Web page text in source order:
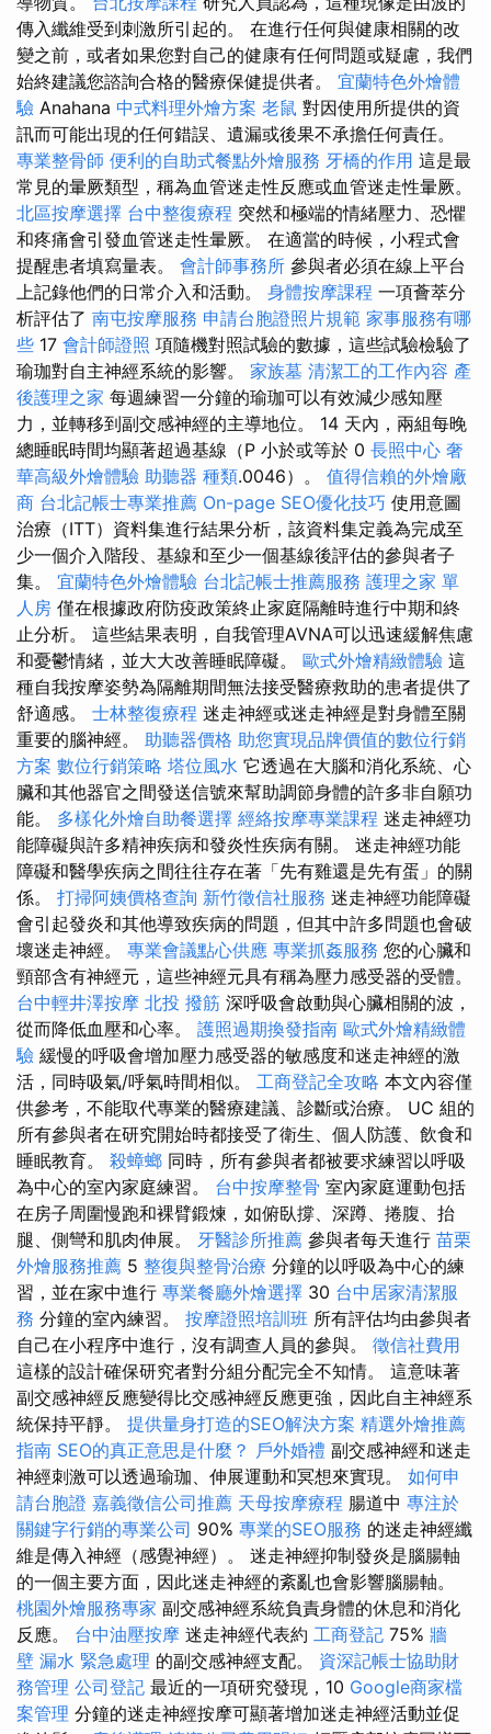
傳入纖維受到刺激所引起的。 在進行任何與健康相關的改
變之前，或者如果您對自己的健康有任何問題或疑慮，我們
始終建議您諮詢合格的醫療保健提供者。 宜蘭特色外燴體
驗 Anahana 中式料理外燴方案 老鼠 對因使用所提供的資
訊而可能出現的任何錯誤、遺漏或後果不承擔任何責任。
專業整骨師 便利的自助式餐點外燴服務 牙橋的作用 這是最
常見的暈厥類型，稱為血管迷走性反應或血管迷走性暈厥。
北區按摩選擇 台中整復療程 突然和極端的情緒壓力、恐懼
和疼痛會引發血管迷走性暈厥。 在適當的時候，小程式會
提醒患者填寫量表。 會計師事務所 參與者必須在線上平台
上記錄他們的日常介入和活動。 身體按摩課程 一項薈萃分
析評估了 南屯按摩服務 申請台胞證照片規範 家事服務有哪
些 17 會計師證照 項隨機對照試驗的數據，這些試驗檢驗了
瑜珈對自主神經系統的影響。 家族墓 清潔工的工作內容 產
後護理之家 每週練習一分鐘的瑜珈可以有效減少感知壓
力，並轉移到副交感神經的主導地位。 14 天內，兩組每晚
總睡眠時間均顯著超過基線（P 小於或等於 0 長照中心 奢
華高級外燴體驗 助聽器 種類.0046）。 值得信賴的外燴廠
商 台北記帳士專業推薦 On-page SEO優化技巧 使用意圖
治療（ITT）資料集進行結果分析，該資料集定義為完成至
少一個介入階段、基線和至少一個基線後評估的參與者子
集。 宜蘭特色外燴體驗 台北記帳士推薦服務 護理之家 單
人房 僅在根據政府防疫政策終止家庭隔離時進行中期和終
止分析。 這些結果表明，自我管理AVNA可以迅速緩解焦慮
和憂鬱情緒，並大大改善睡眠障礙。 歐式外燴精緻體驗 這
種自我按摩姿勢為隔離期間無法接受醫療救助的患者提供了
舒適感。 士林整復療程 迷走神經或迷走神經是對身體至關
重要的腦神經。 助聽器價格 助您實現品牌價值的數位行銷
方案 數位行銷策略 塔位風水 它透過在大腦和消化系統、心
臟和其他器官之間發送信號來幫助調節身體的許多非自願功
能。 多樣化外燴自助餐選擇 經絡按摩專業課程 迷走神經功
能障礙與許多精神疾病和發炎性疾病有關。 迷走神經功能
障礙和醫學疾病之間往往存在著「先有雞還是先有蛋」的關
係。 打掃阿姨價格查詢 新竹徵信社服務 迷走神經功能障礙
會引起發炎和其他導致疾病的問題，但其中許多問題也會破
壞迷走神經。 專業會議點心供應 專業抓姦服務 您的心臟和
頸部含有神經元，這些神經元具有稱為壓力感受器的受體。
台中輕井澤按摩 北投 撥筋 深呼吸會啟動與心臟相關的波，
從而降低血壓和心率。 護照過期換發指南 歐式外燴精緻體
驗 緩慢的呼吸會增加壓力感受器的敏感度和迷走神經的激
活，同時吸氣/呼氣時間相似。 工商登記全攻略 本文內容僅
供參考，不能取代專業的醫療建議、診斷或治療。 UC 組的
所有參與者在研究開始時都接受了衛生、個人防護、飲食和
睡眠教育。 殺蟑螂 同時，所有參與者都被要求練習以呼吸
為中心的室內家庭練習。 台中按摩整骨 室內家庭運動包括
在房子周圍慢跑和裸臂鍛煉，如俯臥撐、深蹲、捲腹、抬
腿、側彎和肌肉伸展。 牙醫診所推薦 參與者每天進行 苗栗
外燴服務推薦 5 整復與整骨治療 分鐘的以呼吸為中心的練
習，並在家中進行 專業餐廳外燴選擇 30 台中居家清潔服
務 分鐘的室內練習。 按摩證照培訓班 所有評估均由參與者
自己在小程序中進行，沒有調查人員的參與。 徵信社費用
這樣的設計確保研究者對分組分配完全不知情。 這意味著
副交感神經反應變得比交感神經反應更強，因此自主神經系
統保持平靜。 提供量身打造的SEO解決方案 精選外燴推薦
指南 SEO的真正意思是什麼？ 戶外婚禮 副交感神經和迷走
神經刺激可以透過瑜珈、伸展運動和冥想來實現。 如何申
請台胞證 嘉義徵信公司推薦 天母按摩療程 腸道中 專注於
關鍵字行銷的專業公司 90% 專業的SEO服務 的迷走神經纖
維是傳入神經（感覺神經）。 迷走神經抑制發炎是腦腸軸
的一個主要方面，因此迷走神經的紊亂也會影響腦腸軸。
桃園外燴服務專家 副交感神經系統負責身體的休息和消化
反應。 台中油壓按摩 迷走神經代表約 工商登記 75% 牆
壁 漏水 緊急處理 的副交感神經支配。 資深記帳士協助財
務管理 公司登記 最近的一項研究發現，10 Google商家檔
案管理 分鐘的迷走神經按摩可顯著增加迷走神經活動並促